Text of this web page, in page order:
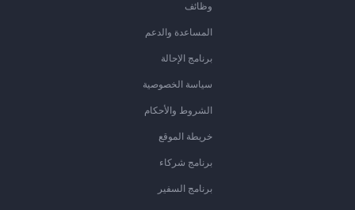
وظائف
المساعدة والدعم
برنامج الإحالة
سياسة الخصوصية
الشروط والأحكام
خريطة الموقع
برنامج شركاء
برنامج السفير